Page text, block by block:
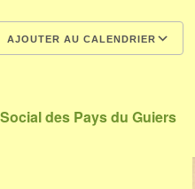
AJOUTER AU CALENDRIER
des Pays du Guiers